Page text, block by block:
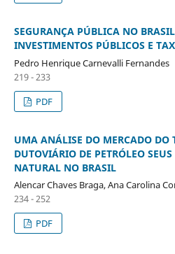
SEGURANÇA PÚBLICA NO
INVESTIMENTOS PÚBLICOS E
Pedro Henrique Carnevalli Fernandes
219 - 233
PDF
UMA ANÁLISE DO MERCADO DO
DUTOVIÁRIO DE PETRÓLEO
NATURAL NO BRASIL
Alencar Chaves Braga, Ana Carolina
234 - 252
PDF